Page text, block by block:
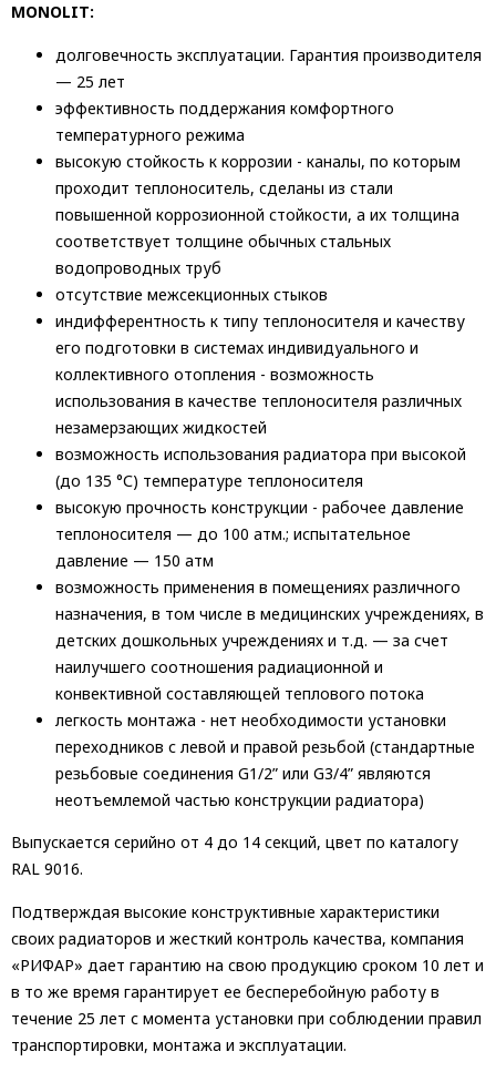
MONOLIT:
долговечность эксплуатации. Гарантия производителя
— 25 лет
эффективность поддержания комфортного
температурного режима
высокую стойкость к коррозии - каналы, по которым
проходит теплоноситель, сделаны из стали
повышенной коррозионной стойкости, а их толщина
соответствует толщине обычных стальных
водопроводных труб
отсутствие межсекционных стыков
индифферентность к типу теплоносителя и качеству
его подготовки в системах индивидуального и
коллективного отопления - возможность
использования в качестве теплоносителя различных
незамерзающих жидкостей
возможность использования радиатора при высокой
(до 135 °С) температуре теплоносителя
высокую прочность конструкции - рабочее давление
теплоносителя — до 100 атм.; испытательное
давление — 150 атм
возможность применения в помещениях различного
назначения, в том числе в медицинских учреждениях, в
детских дошкольных учреждениях и т.д. — за счет
наилучшего соотношения радиационной и
конвективной составляющей теплового потока
легкость монтажа - нет необходимости установки
переходников с левой и правой резьбой (стандартные
резьбовые соединения G1/2” или G3/4” являются
неотъемлемой частью конструкции радиатора)
Выпускается серийно от 4 до 14 секций, цвет по каталогу
RAL 9016.
Подтверждая высокие конструктивные характеристики
своих радиаторов и жесткий контроль качества, компания
«РИФАР» дает гарантию на свою продукцию сроком 10 лет и
в то же время гарантирует ее бесперебойную работу в
течение 25 лет с момента установки при соблюдении правил
транспортировки, монтажа и эксплуатации.